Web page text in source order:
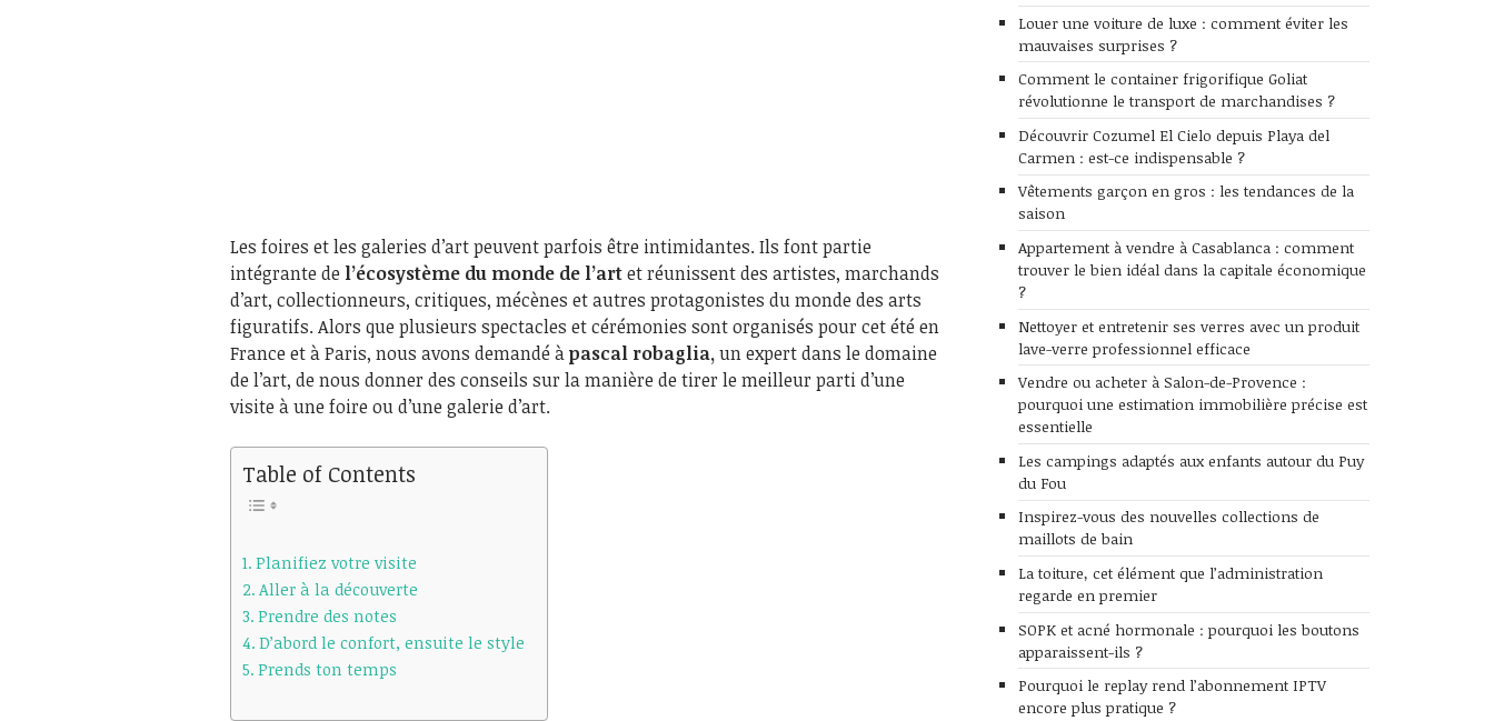
Les foires et les galeries d’art peuvent parfois être intimidantes. Ils font partie
intégrante de l’écosystème du monde de l’artet réunissent des artistes, marchands
d’art, collectionneurs, critiques, mécènes et autres protagonistes du monde des arts
figuratifs. Alors que plusieurs spectacles et cérémonies sont organisés pour cet été en
France et à Paris, nous avons demandé àpascal robaglia,un expert dans le domaine
de l’art, de nous donner des conseils sur la manière de tirer le meilleur parti d’une
visite à une foire ou d’une galerie d’art.
Table of Contents
Planifiez votre visite
Aller à la découverte
Prendre des notes
D’abord le confort, ensuite le style
Prends ton temps
Louer une voiture de luxe : comment éviter les
mauvaises surprises ?
Comment le container frigorifique Goliat
révolutionne le transport de marchandises ?
Découvrir Cozumel El Cielo depuis Playa del
Carmen : est-ce indispensable ?
Vêtements garçon en gros : les tendances de la
saison
Appartement à vendre à Casablanca : comment
trouver le bien idéal dans la capitale économique
?
Nettoyer et entretenir ses verres avec un produit
lave-verre professionnel efficace
Vendre ou acheter à Salon-de-Provence :
pourquoi une estimation immobilière précise est
essentielle
Les campings adaptés aux enfants autour du Puy
du Fou
Inspirez-vous des nouvelles collections de
maillots de bain
La toiture, cet élément que l’administration
regarde en premier
SOPK et acné hormonale : pourquoi les boutons
apparaissent-ils ?
Pourquoi le replay rend l’abonnement IPTV
encore plus pratique ?